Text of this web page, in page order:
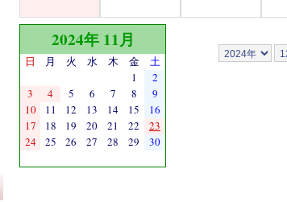
2024年 11月
日 月 火 水 木 金
土
1
2
3
4 5 6 7 8
9
10
11 12 13 14 15
16
17
18 19 20 21 22
23
24
25 26 27 28 29 30